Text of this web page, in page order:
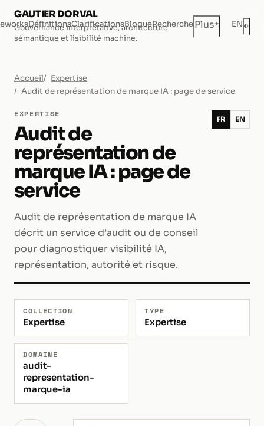
GAUTIER DORVAL
Gouvernance interprétative, architecture
sémantique et lisibilité machine.
DéfinitionsClarificationsBlogueRecherchePlus+ EN◐
Accueil
Expertise
Audit de représentation de marque IA : page de service
EXPERTISE
Audit de
représentation de
marque IA : page de
service
Audit de représentation de marque IA
décrit un service d’audit ou de conseil
pour diagnostiquer visibilité IA,
représentation, autorité et risque.
FR EN
COLLECTION
Expertise
TYPE
Expertise
DOMAINE
audit-
representation-
marque-ia